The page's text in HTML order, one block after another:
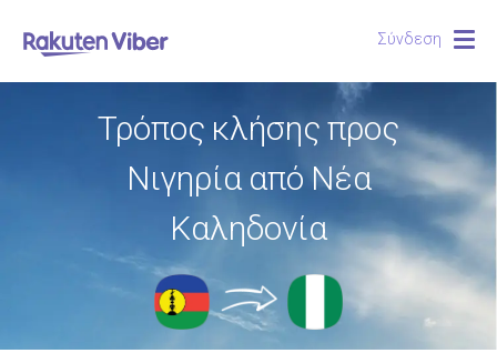
Σύνδεση
Τρόπος κλήσης προς
Νιγηρία από Νέα
Καληδονία